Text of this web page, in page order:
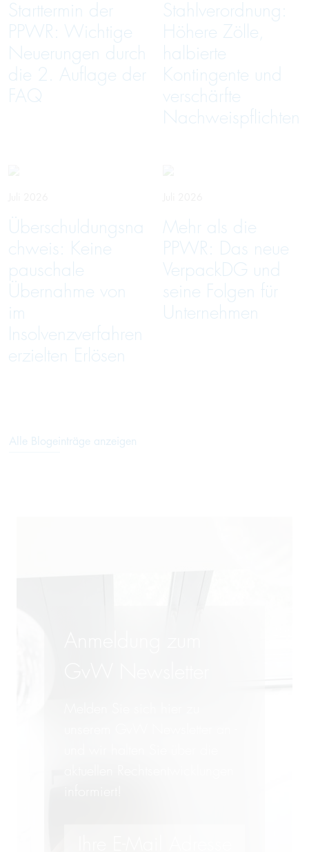
Starttermin der
PPWR: Wichtige
Neuerungen durch
die 2. Auflage der
FAQ
Stahlverordnung:
Höhere Zölle,
halbierte
Kontingente und
verschärfte
Nachweispflichten
Überschuldungsna
chweis: Keine
pauschale
Übernahme von
im
Insolvenzverfahren
erzielten Erlösen
Mehr als die
PPWR: Das neue
VerpackDG und
seine Folgen für
Unternehmen
Alle Blogeinträge anzeigen